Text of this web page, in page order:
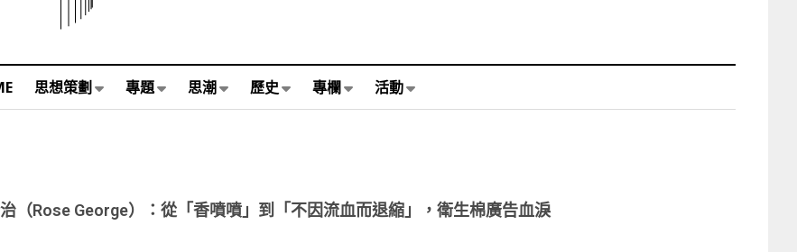
思想策劃 專題 思潮 歷史 專欄 活動
（Rose George）：從「香噴噴」到「不因流血而退縮」，衛生棉廣告血淚